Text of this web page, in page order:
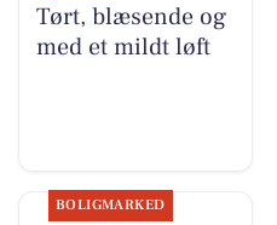
Tørt, blæsende og
med et mildt løft
BOLIGMARKED